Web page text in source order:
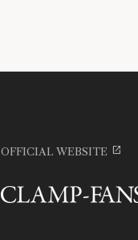
OFFICIAL WEBSITE